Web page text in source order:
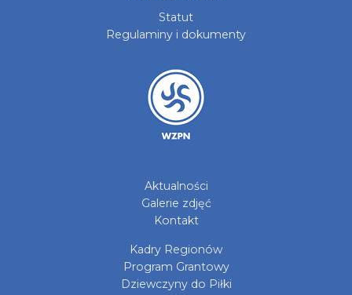
Statut
Regulaminy i dokumenty
Aktualności
Galerie zdjęć
Kontakt
Kadry Regionów
Program Grantowy
Dziewczyny do Piłki